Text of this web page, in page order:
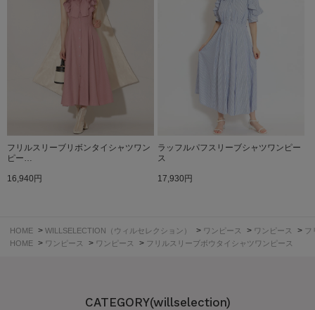
フリルスリーブリボンタイシャツワン
ピー…
16,940円
ラッフルパフスリーブシャツワンピー
ス
17,930円
HOME > WILLSELECTION（ウィルセレクション） > ワンピース > ワンピース > フ
HOME > ワンピース > ワンピース > フリルスリーブボウタイシャツワンピース
CATEGORY(willselection)